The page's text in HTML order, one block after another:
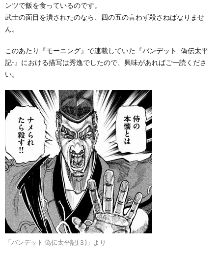
ンツで飯を食っているのです。
武士の面目を潰されたのなら、四の五の言わず殺さねばなりませ
ん。
このあたり『モーニング』で連載していた『バンデット -偽伝太平
記-』における描写は秀逸でしたので、興味があればご一読くださ
い。
「バンデット 偽伝太平記(３)」より